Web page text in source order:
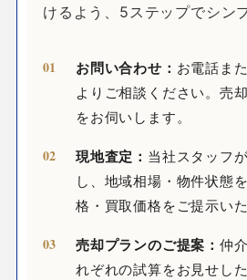
けるよう、5ステップでシン
お問い合わせ： お電話ま
よりご相談ください。売
をお伺いします。
現地査定： 当社スタッフ
し、地域相場・物件状態
格・買取価格をご提示いた
売却プランのご提案： 仲
れぞれの試算をお見せし